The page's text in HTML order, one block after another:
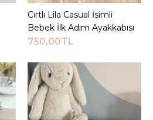
720,00TL
Sepete Ekle
KARŞILAŞTIRMA LISTESINE EKLE
ALIŞVERIŞ LISTESINE EKLE
Sepete Ekle
Cırtlı Lila Casual İsimli
Bebek İlk Adım Ayakkabısı
750,00TL